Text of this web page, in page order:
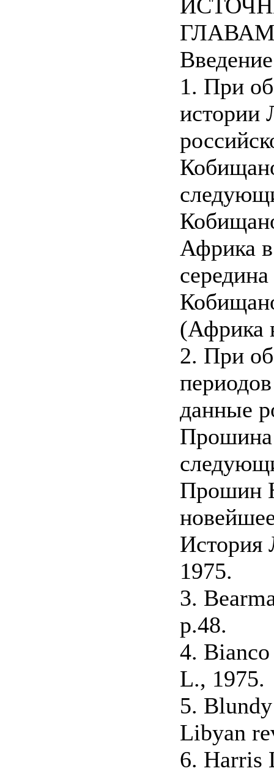
Введение
1. При
истории
Африка
(Африка
2. При
данные
Прошина
Прошин
1975.
3.
р.48.
4.
L., 1975.
5.
Libyan
6. Harris